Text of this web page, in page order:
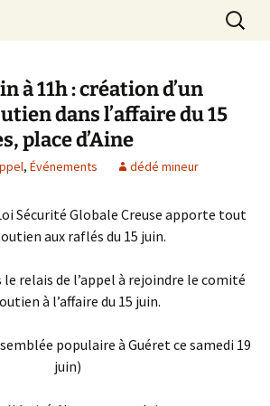
Stop Mines
à 11h : création d’un
dans l’affaire du 15
place d’Aine
, Événements dédé mineur
Sécurité Globale Creuse apporte tout
aux raflés du 15 juin.
le relais de l’appel à rejoindre le comité
à l’affaire du 15 juin.
populaire à Guéret ce samedi 19
juin)